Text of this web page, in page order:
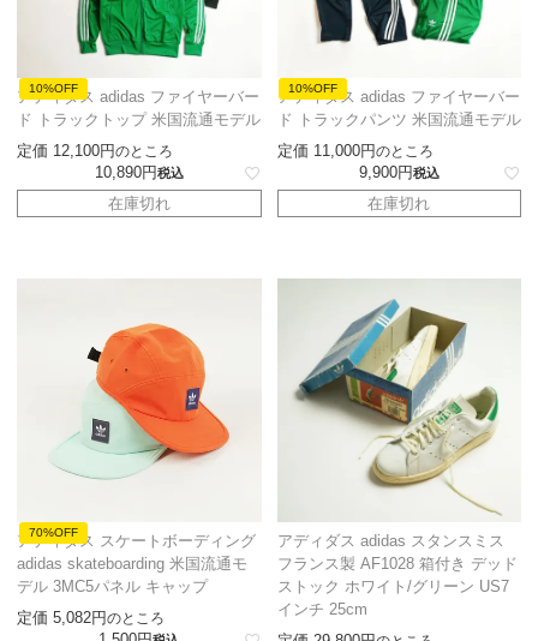
10%OFF
アディダス adidas ファイヤーバー
ド トラックトップ 米国流通モデル
定価 12,100 のところ
10,890 税込
在庫切れ
10%OFF
アディダス adidas ファイヤーバー
ド トラックパンツ 米国流通モデル
定価 11,000 のところ
9,900 税込
在庫切れ
70%OFF
アディダス スケートボーディング
adidas skateboarding 米国流通モ
デル 3MC5パネル キャップ
定価 5,082 のところ
アディダス adidas スタンスミス
フランス製 AF1028 箱付き デッド
ストック ホワイト/グリーン US7
インチ 25cm